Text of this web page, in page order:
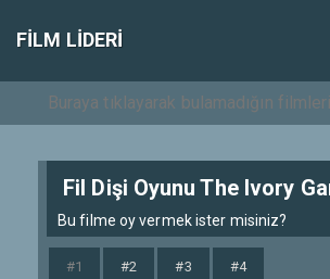
FILM LIDERI
Fil Dişi Oyunu The Ivory
Bu filme oy vermek ister misiniz?
#1 #2 #3 #4